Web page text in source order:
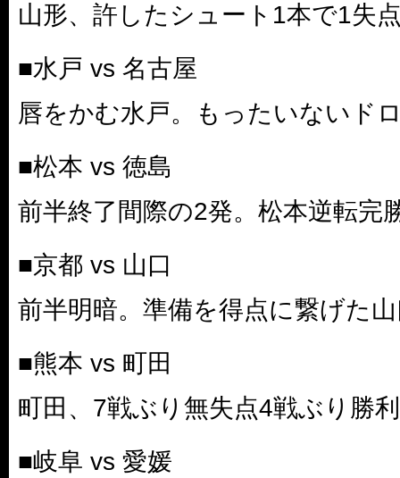
山形、許したシュート1本で1失
■水戸 vs 名古屋
唇をかむ水戸。もったいないド
■松本 vs 徳島
前半終了間際の2発。松本逆転完
■京都 vs 山口
前半明暗。準備を得点に繋げた
■熊本 vs 町田
町田、7戦ぶり無失点4戦ぶり勝利
■岐阜 vs 愛媛